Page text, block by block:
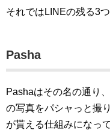
それではLINEの残る3
Pasha
Pashaはその名の通り
の写真をパシャっと撮
が貰える仕組みになっ